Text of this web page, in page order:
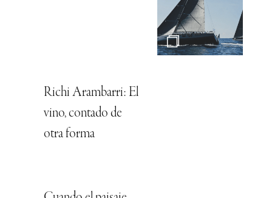
Richi Arambarri: El
vino, contado de
otra forma